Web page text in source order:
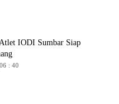
IODI Sumbar Siap
: 40